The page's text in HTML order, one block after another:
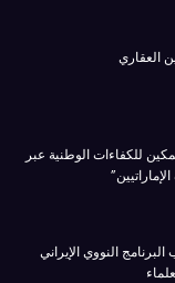
العقاري
للكفاءات الوطنية عبر
النووي الإيراني